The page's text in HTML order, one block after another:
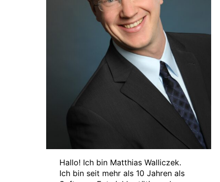
Hallo! Ich bin Matthias Walliczek.
Ich bin seit mehr als 10 Jahren als